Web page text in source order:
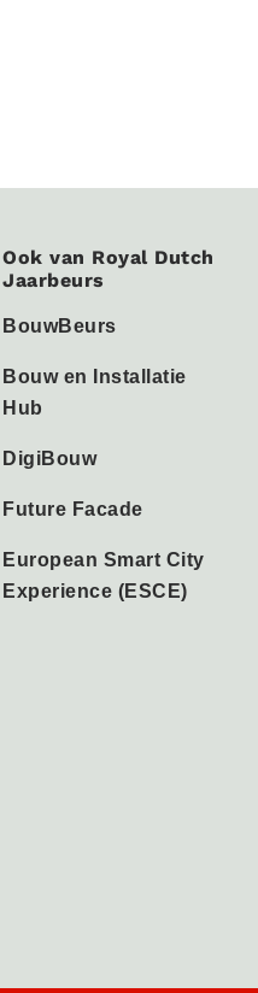
Ook van Royal Dutch
Jaarbeurs
BouwBeurs
Bouw en Installatie
Hub
DigiBouw
Future Facade
European Smart City
Experience (ESCE)